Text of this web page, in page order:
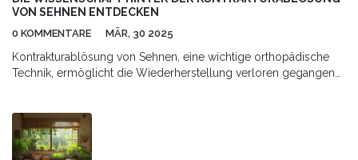
VON SEHNEN ENTDECKEN
0 KOMMENTARE MÄR, 30 2025
Kontrakturablösung von Sehnen, eine wichtige orthopädische
Technik, ermöglicht die Wiederherstellung verloren gegangener
Gelenken angewendet, die sie durch Verletzungen oder
Krankheiten entwickelt haben. Der Artikel beleuchtet
Hintergründe, den operativen Ablauf sowie Tipps zur Erholung